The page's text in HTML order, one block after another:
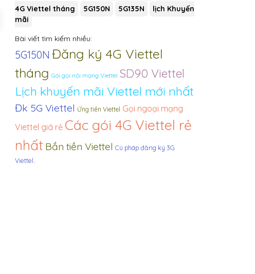
4G Viettel tháng
5G150N 5G135N
lịch Khuyến
mãi
Bài viết tìm kiếm nhiều:
5G150N Đăng ký 4G Viettel
tháng Gói gọi nội mạng Viettel SD90 Viettel
Lịch khuyến mãi Viettel mới nhất
Đk 5G Viettel Ứng tiền Viettel Gọi ngoại mạng
Viettel giá rẻ Các gói 4G Viettel rẻ
nhất Bắn tiền Viettel Cú pháp đăng ký 3G
Viettel.